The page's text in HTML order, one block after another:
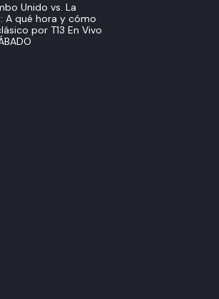
Unido vs. La
A qué hora y cómo
por T13 En Vivo